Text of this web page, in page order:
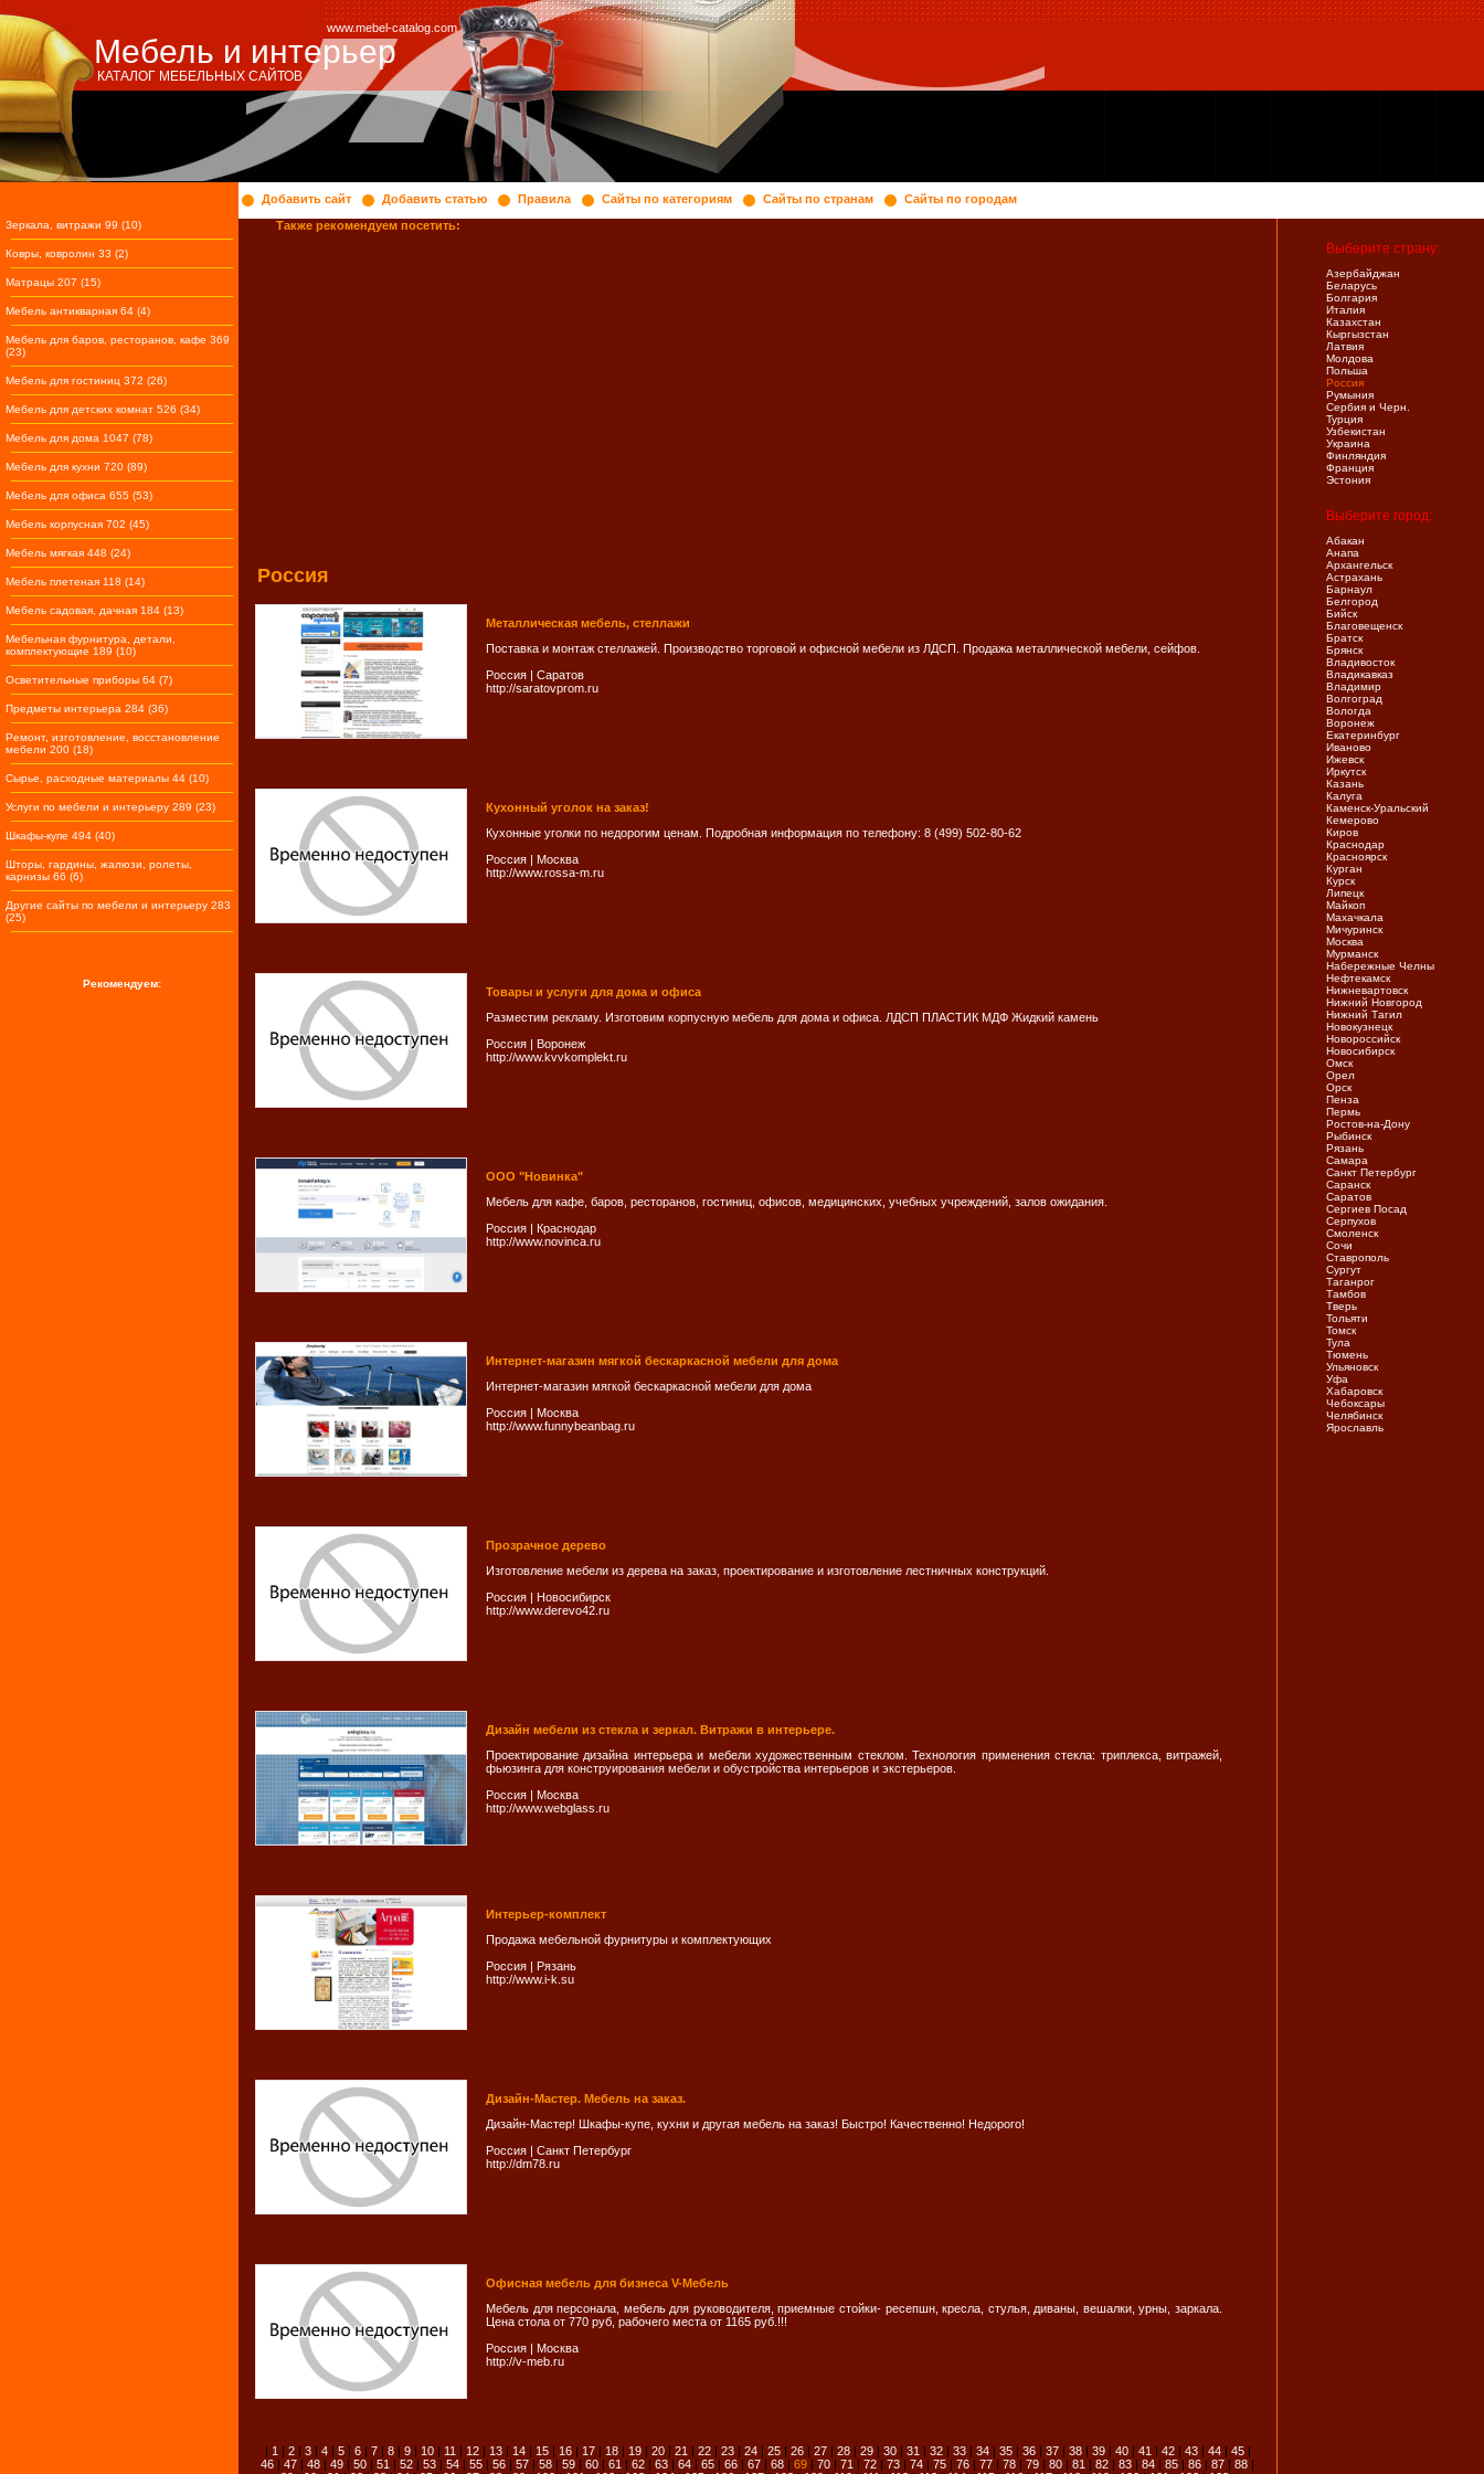
Мебель и интерьер
www.mebel-catalog.com
КАТАЛОГ МЕБЕЛЬНЫХ САЙТОВ
Зеркала, витражи 99 (10)
Ковры, ковролин 33 (2)
Матрацы 207 (15)
Мебель антикварная 64 (4)
Мебель для баров, ресторанов, кафе 369
(23)
Мебель для гостиниц 372 (26)
Мебель для детских комнат 526 (34)
Мебель для дома 1047 (78)
Мебель для кухни 720 (89)
Мебель для офиса 655 (53)
Мебель корпусная 702 (45)
Мебель мягкая 448 (24)
Мебель плетеная 118 (14)
Мебель садовая, дачная 184 (13)
Мебельная фурнитура, детали,
комплектующие 189 (10)
Осветительные приборы 64 (7)
Предметы интерьера 284 (36)
Ремонт, изготовление, восстановление
мебели 200 (18)
Сырье, расходные материалы 44 (10)
Услуги по мебели и интерьеру 289 (23)
Шкафы-купе 494 (40)
Шторы, гардины, жалюзи, ролеты,
карнизы 66 (6)
Другие сайты по мебели и интерьеру 283
(25)
Рекомендуем:
Добавить сайт Добавить статью Правила Сайты по категориям Сайты по странам
Сайты по городам
Также рекомендуем посетить:
Россия
Металлическая мебель, стеллажи
Поставка и монтаж стеллажей. Производство торговой и офисной мебели из ЛДСП. Продажа металлической мебели, сейфов.
Россия | Саратов
http://saratovprom.ru
Кухонный уголок на заказ!
Кухонные уголки по недорогим ценам. Подробная информация по телефону: 8 (499) 502-80-62
Россия | Москва
http://www.rossa-m.ru
Товары и услуги для дома и офиса
Разместим рекламу. Изготовим корпусную мебель для дома и офиса. ЛДСП ПЛАСТИК МДФ Жидкий камень
Россия | Воронеж
http://www.kvvkomplekt.ru
ООО "Новинка"
Мебель для кафе, баров, ресторанов, гостиниц, офисов, медицинских, учебных учреждений, залов ожидания.
Россия | Краснодар
http://www.novinca.ru
Интернет-магазин мягкой бескаркасной мебели для дома
Интернет-магазин мягкой бескаркасной мебели для дома
Россия | Москва
http://www.funnybeanbag.ru
Прозрачное дерево
Изготовление мебели из дерева на заказ, проектирование и изготовление лестничных конструкций.
Россия | Новосибирск
http://www.derevo42.ru
Дизайн мебели из стекла и зеркал. Витражи в интерьере.
Проектирование дизайна интерьера и мебели художественным стеклом. Технология применения стекла: триплекса, витражей,
фьюзинга для конструирования мебели и обустройства интерьеров и экстерьеров.
Россия | Москва
http://www.webglass.ru
Интерьер-комплект
Продажа мебельной фурнитуры и комплектующих
Россия | Рязань
http://www.i-k.su
Дизайн-Мастер. Мебель на заказ.
Дизайн-Мастер! Шкафы-купе, кухни и другая мебель на заказ! Быстро! Качественно! Недорого!
Россия | Санкт Петербург
http://dm78.ru
Офисная мебель для бизнеса V-Мебель
Мебель для персонала, мебель для руководителя, приемные стойки- ресепшн, кресла, стулья, диваны, вешалки, урны, заркала.
Цена стола от 770 руб, рабочего места от 1165 руб.!!!
Россия | Москва
http://v-meb.ru
| 1 | 2| 3| 4| 5| 6| 7| 8| 9| 10| 11 | 12| 13| 14| 15| 16| 17| 18| 19| 20| 21 | 22| 23| 24| 25| 26| 27| 28| 29| 30| 31 | 32| 33| 34| 35| 36| 37| 38| 39| 40| 41 | 42| 43| 44| 45|
46 | 47 | 48 | 49 | 50 | 51 | 52 | 53 | 54 | 55 | 56 | 57 | 58 | 59 | 60 | 61 | 62 | 63 | 64 | 65 | 66 | 67 | 68 | 69 | 70 | 71 | 72 | 73 | 74 | 75 | 76 | 77 | 78 | 79 | 80 | 81 | 82 | 83 | 84 | 85 | 86 | 87 | 88 |
Выберите страну:
Азербайджан
Беларусь
Болгария
Италия
Казахстан
Кыргызстан
Латвия
Молдова
Польша
Россия
Румыния
Сербия и Черн.
Турция
Узбекистан
Украина
Финляндия
Франция
Эстония
Выберите город:
Абакан
Анапа
Архангельск
Астрахань
Барнаул
Белгород
Бийск
Благовещенск
Братск
Брянск
Владивосток
Владикавказ
Владимир
Волгоград
Вологда
Воронеж
Екатеринбург
Иваново
Ижевск
Иркутск
Казань
Калуга
Каменск-Уральский
Кемерово
Киров
Краснодар
Красноярск
Курган
Курск
Липецк
Майкоп
Махачкала
Мичуринск
Москва
Мурманск
Набережные Челны
Нефтекамск
Нижневартовск
Нижний Новгород
Нижний Тагил
Новокузнецк
Новороссийск
Новосибирск
Омск
Орел
Орск
Пенза
Пермь
Ростов-на-Дону
Рыбинск
Рязань
Самара
Санкт Петербург
Саранск
Саратов
Сергиев Посад
Серпухов
Смоленск
Сочи
Ставрополь
Сургут
Таганрог
Тамбов
Тверь
Тольяти
Томск
Тула
Тюмень
Ульяновск
Уфа
Хабаровск
Чебоксары
Челябинск
Ярослaвль